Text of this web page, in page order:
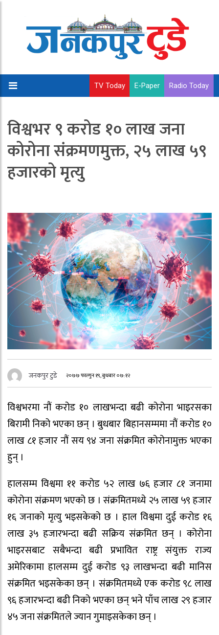
TV Today E-Paper Radio Today
विश्वभर ९ करोड १० लाख जना
कोरोना संक्रमणमुक्त, २५ लाख ५९
हजारको मृत्यु
जनकपुर टुडे २०७७ फाल्गुन १९, बुधबार ०७:१२
विश्वभरमा नौं करोड १० लाखभन्दा बढी कोरोना भाइरसका
बिरामी निको भएका छन् । बुधबार बिहानसम्ममा नौं करोड १०
लाख ८१ हजार नौं सय ९४ जना संक्रमित कोरोनामुक्त भएका
हुन् ।
हालसम्म विश्वमा ११ करोड ५२ लाख ७६ हजार ८१ जनामा
कोरोना संक्रमण भएको छ । संक्रमितमध्ये २५ लाख ५९ हजार
१६ जनाको मृत्यु भइसकेको छ । हाल विश्वमा दुई करोड १६
लाख ३५ हजारभन्दा बढी सक्रिय संक्रमित छन् । कोरोना
भाइरसबाट सबैभन्दा बढी प्रभावित राष्ट्र संयुक्त राज्य
अमेरिकामा हालसम्म दुई करोड ९३ लाखभन्दा बढी मानिस
संक्रमित भइसकेका छन् । संक्रमितमध्ये एक करोड ९८ लाख
९६ हजारभन्दा बढी निको भएका छन् भने पाँच लाख २९ हजार
४५ जना संक्रमितले ज्यान गुमाइसकेका छन् ।